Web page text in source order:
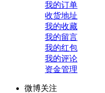
我的订单
收货地址
我的收藏
我的留言
我的红包
我的评论
资金管理
微博关注